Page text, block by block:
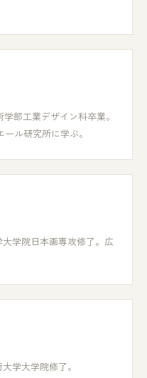
部工業デザイン科卒業。
ル研究所に学ぶ。
大学院日本画専攻修了。広
学大学院修了。